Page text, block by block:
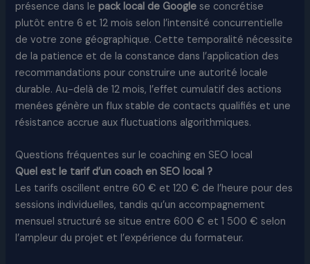
présence dans lepack local de Google se concrétise
plutôt entre 6 et 12 mois selon l’intensité concurrentielle
de votre zone géographique. Cette temporalité nécessite
de la patience et de la constance dans l’application des
recommandations pour construire une autorité locale
durable. Au-delà de 12 mois, l’effet cumulatif des actions
menées génère un flux stable de contacts qualifiés et une
résistance accrue aux fluctuations algorithmiques.
Questions fréquentes sur le coaching en SEO local
Quel est le tarif d’un coach en SEO local ?
Les tarifs oscillent entre 60 € et 120 € de l’heure pour des
sessions individuelles, tandis qu’un accompagnement
mensuel structuré se situe entre 600 € et 1 500 € selon
l’ampleur du projet et l’expérience du formateur.